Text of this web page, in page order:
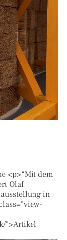
<p>“Mit dem
Olaf
in
">Artikel